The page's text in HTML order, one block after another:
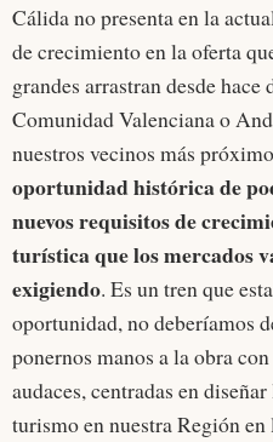
Cálida no presenta en la
de crecimiento en la oferta
grandes arrastran desde hace
Comunidad Valenciana o
nuestros vecinos más
oportunidad histórica de
nuevos requisitos de
turística que los mercados
exigiendo. Es un tren que
oportunidad, no deberíamos
ponernos manos a la obra
audaces, centradas en
turismo en nuestra Región